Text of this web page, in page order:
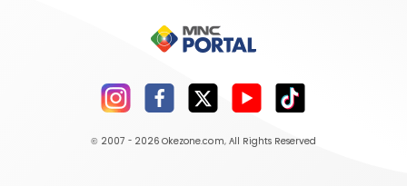
© 2007 - 2026 Okezone.com, All Rights Reserved